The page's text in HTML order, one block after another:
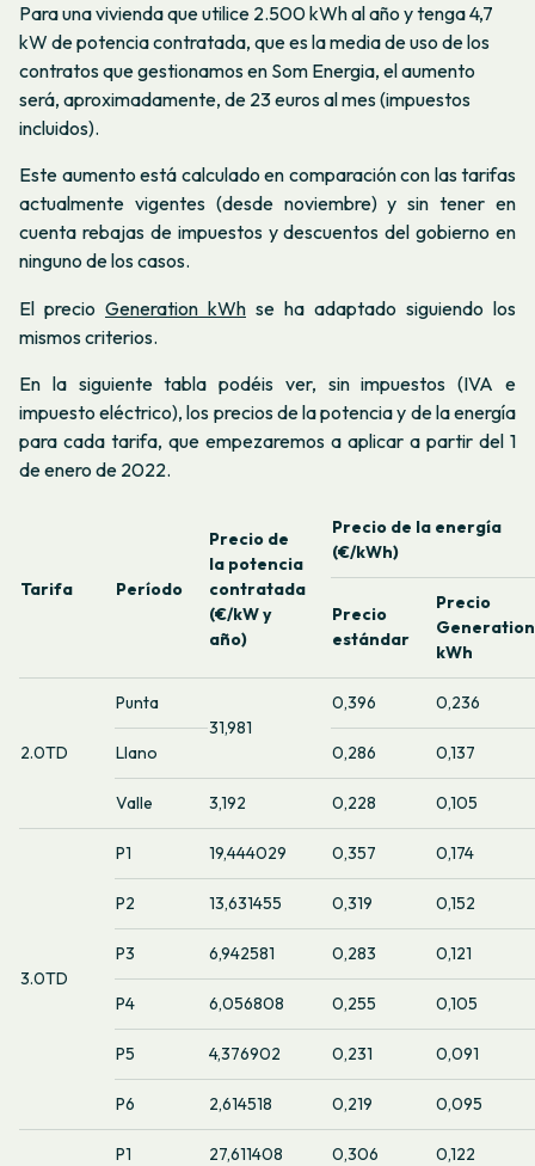
Para una vivienda que utilice 2.500 kWh al año y tenga 4,7
kW de potencia contratada, que es la media de uso de los
contratos que gestionamos en Som Energia, el aumento
será, aproximadamente, de 23 euros al mes (impuestos
incluidos).
Este aumento está calculado en comparación con las tarifas
actualmente vigentes (desde noviembre) y sin tener en
cuenta rebajas de impuestos y descuentos del gobierno en
ninguno de los casos.
El precio Generation kWh se ha adaptado siguiendo los
mismos criterios.
En la siguiente tabla podéis ver, sin impuestos (IVA e
impuesto eléctrico), los precios de la potencia y de la energía
para cada tarifa, que empezaremos a aplicar a partir del 1
de enero de 2022.
Tarifa Período
Precio de
la potencia
contratada
(€/kW y
año)
Precio de la energía
(€/kWh)
Precio
estándar
Precio
Generation
kWh
2.0TD
Punta
31,981
0,396 0,236
Llano 0,286 0,137
Valle 3,192 0,228 0,105
3.0TD
P1 19,444029 0,357 0,174
P2 13,631455 0,319 0,152
P3 6,942581 0,283 0,121
P4 6,056808 0,255 0,105
P5 4,376902 0,231 0,091
P6 2,614518 0,219 0,095
P1 27,611408 0,306 0,122